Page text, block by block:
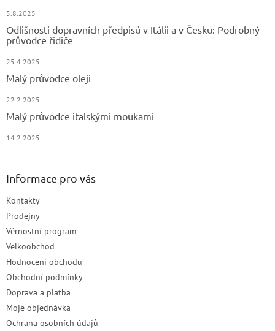
5.8.2025
Odlišnosti dopravních předpisů v Itálii a v Česku: Podrobný
průvodce řidiče
25.4.2025
Malý průvodce oleji
22.2.2025
Malý průvodce italskými moukami
14.2.2025
Informace pro vás
Kontakty
Prodejny
Věrnostní program
Velkoobchod
Hodnocení obchodu
Obchodní podmínky
Doprava a platba
Moje objednávka
Ochrana osobních údajů